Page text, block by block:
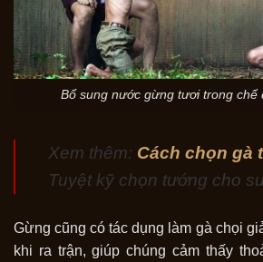
Bổ sung nước gừng tươi trong chế
Xem thêm: Cách chọn gà
Tuyệt kỹ chọn tướng cho
Gừng cũng có tác dụng làm gà chọi
khi ra trận, giúp chúng cảm thấy